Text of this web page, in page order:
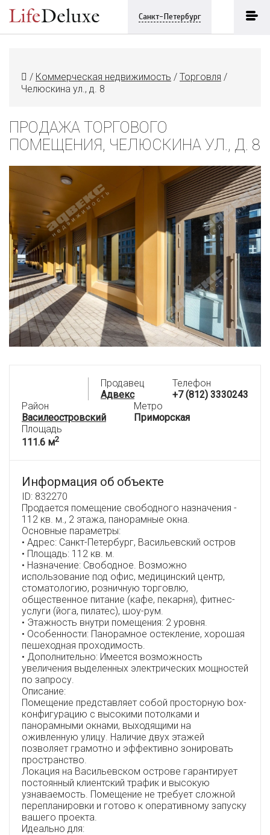
Санкт-Петербург
/ Коммерческая недвижимость / Торговля /
Челюскина ул., д. 8
ПРОДАЖА ТОРГОВОГО
ПОМЕЩЕНИЯ, ЧЕЛЮСКИНА УЛ., Д. 8
Продавец
Адвекс
Телефон
+7 (812) 3330243
Район
Василеостровский
Метро
Приморская
Площадь
111.6 м2
Информация об объекте
ID: 832270
Продается помещение свободного назначения -
112 кв. м., 2 этажа, панорамные окна.
Основные параметры:
• Адрес: Санкт-Петербург, Васильевский остров
• Площадь: 112 кв. м.
• Назначение: Свободное. Возможно
использование под офис, медицинский центр,
стоматологию, розничную торговлю,
общественное питание (кафе, пекарня), фитнес-
услуги (йога, пилатес), шоу-рум.
• Этажность внутри помещения: 2 уровня.
• Особенности: Панорамное остекление, хорошая
пешеходная проходимость.
• Дополнительно: Имеется возможность
увеличения выделенных электрических мощностей
по запросу.
Описание:
Помещение представляет собой просторную box-
конфигурацию с высокими потолками и
панорамными окнами, выходящими на
оживленную улицу. Наличие двух этажей
позволяет грамотно и эффективно зонировать
пространство.
Локация на Васильевском острове гарантирует
постоянный клиентский трафик и высокую
узнаваемость. Помещение не требует сложной
перепланировки и готово к оперативному запуску
вашего проекта.
Идеально для: